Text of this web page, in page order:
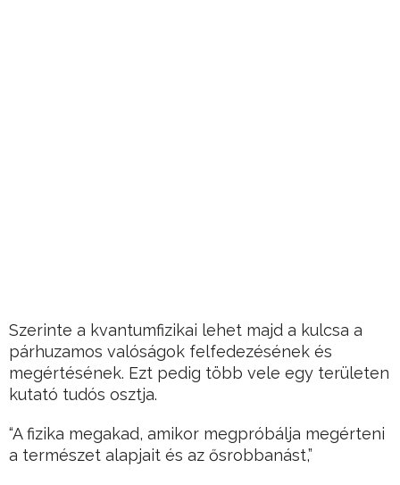
Szerinte a kvantumfizikai lehet majd a kulcsa a
párhuzamos valóságok felfedezésének és
megértésének. Ezt pedig több vele egy területen
kutató tudós osztja.
“A fizika megakad, amikor megpróbálja megérteni
a természet alapjait és az ősrobbanást,”